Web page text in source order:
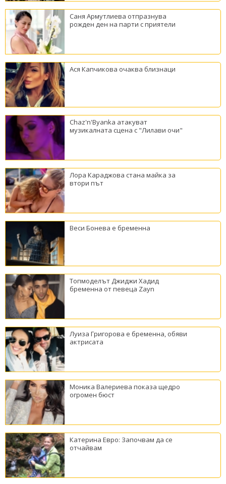
Саня Армутлиева отпразнува
рожден ден на парти с приятели
Ася Капчикова очаква близнаци
Chaz'n'Byanka атакуват
музикалната сцена с "Лилави очи"
Лора Караджова стана майка за
втори път
Веси Бонева е бременна
Топмоделът Джиджи Хадид
бременна от певеца Zayn
Луиза Григорова е бременна, обяви
актрисата
Моника Валериева показа щедро
огромен бюст
Катерина Евро: Започвам да се
отчайвам